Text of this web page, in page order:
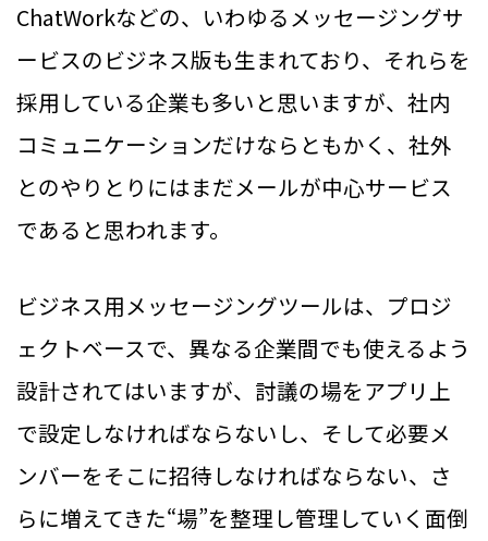
ChatWorkなどの、いわゆるメッセージングサ
ービスのビジネス版も生まれており、それらを
採用している企業も多いと思いますが、社内
コミュニケーションだけならともかく、社外
とのやりとりにはまだメールが中心サービス
であると思われます。
ビジネス用メッセージングツールは、プロジ
ェクトベースで、異なる企業間でも使えるよう
設計されてはいますが、討議の場をアプリ上
で設定しなければならないし、そして必要メ
ンバーをそこに招待しなければならない、さ
らに増えてきた“場”を整理し管理していく面倒